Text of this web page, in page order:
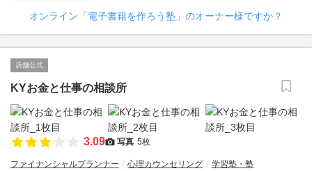
オンライン「電子書籍を作ろう塾」のオーナー様ですか？
店舗公式
KYお金と仕事の相談所
3.09 写真 5枚
ファイナンシャルプランナー 心理カウンセリング 学習塾・塾